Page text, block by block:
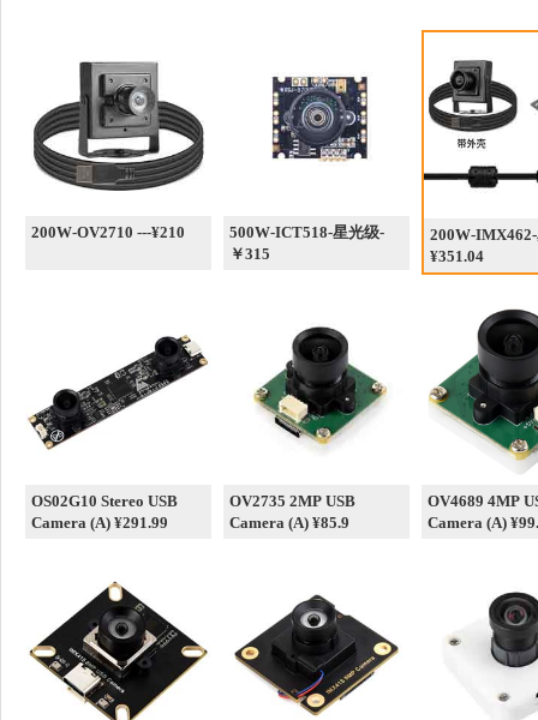
200W-OV2710 ---¥210
500W-ICT518-星光级-
￥315
200W-
¥351.04
OS02G10 Stereo USB
Camera (A) ¥291.99
OV2735 2MP USB
Camera (A) ¥85.9
OV4689 4MP
Camera (A)